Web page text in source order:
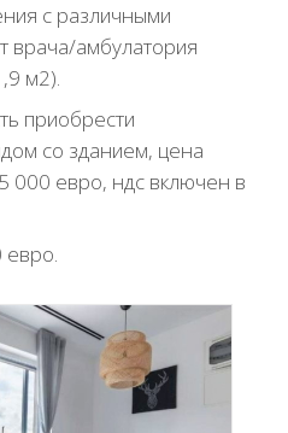
с различными
врача/амбулатория
м2).
приобрести
со зданием, цена
000 евро, ндс включен в
евро.